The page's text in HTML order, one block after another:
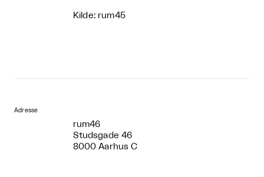
Kilde: rum45
Adresse
rum46
Studsgade 46
8000 Aarhus C